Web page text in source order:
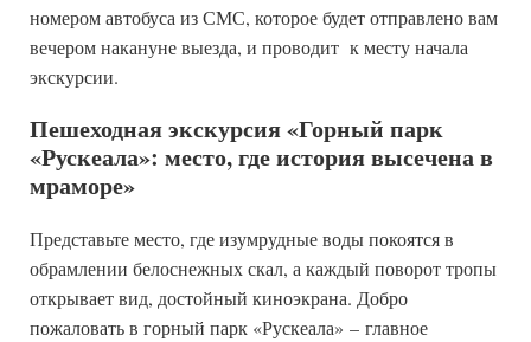
номером автобуса из СМС, которое будет отправлено вам
вечером накануне выезда, и проводит к месту начала
экскурсии.
Пешеходная экскурсия «Горный парк
«Рускеала»: место, где история высечена в
мраморе»
Представьте место, где изумрудные воды покоятся в
обрамлении белоснежных скал, а каждый поворот тропы
открывает вид, достойный киноэкрана. Добро
пожаловать в горный парк «Рускеала» – главное